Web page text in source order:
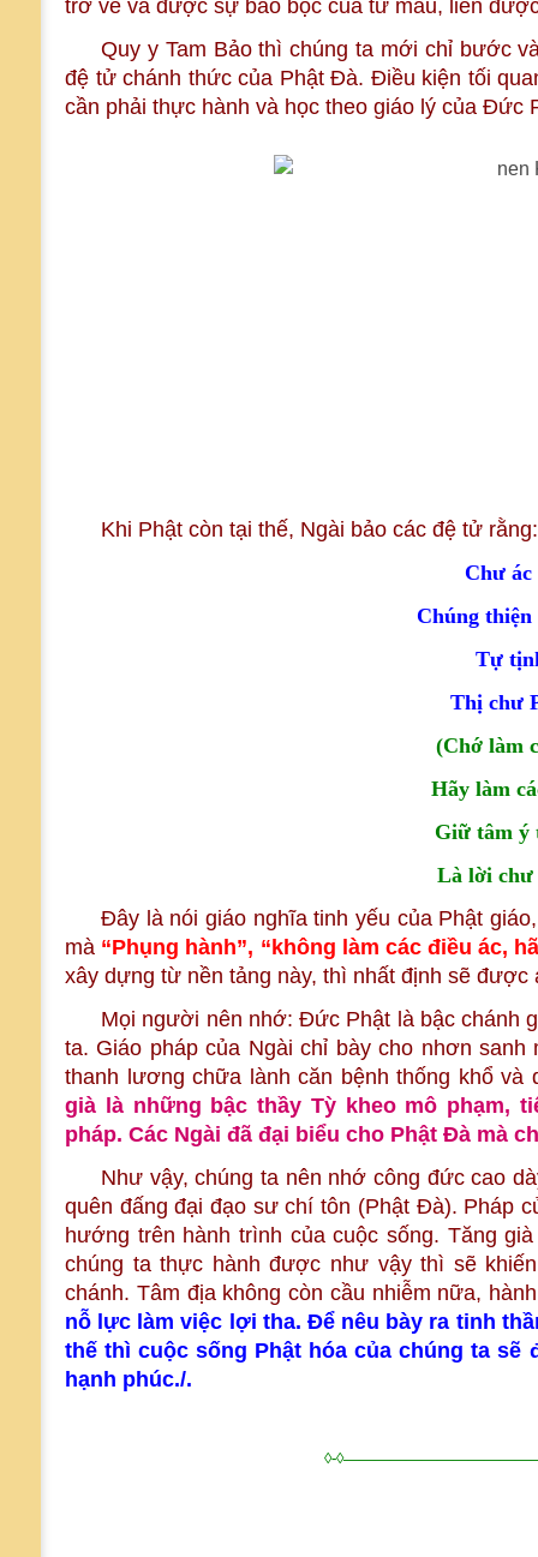
trở về và được sự bảo bọc của từ mẫu, liền
Quy y Tam Bảo thì chúng ta mới chỉ bước
đệ tử chánh thức của Phật Đà. Điều kiện tối
cần phải thực hành và học theo giáo lý của Đức
Khi Phật còn tại thế, Ngài bảo các đệ tử rằng:
Chưác
Chúng thiện
Tự
Thị chư
(Chớ làm
Hãy làm
Giữ tâm ý
Là lời chư
Đây là nói giáo nghĩa tinh yếu của Phật
mà “Phụng hành”, “không làm các điều ác,
xây dựng từ nền tảng này, thì nhất định sẽ được
Mọi người nên nhớ: Đức Phật là bậc chánh
ta. Giáo pháp của Ngài chỉ bày cho nhơn
thanh lương chữa lành căn bệnh thống khổ và
già là những bậc thầy Tỳ kheo mô phạm,
pháp. Các Ngài đã đại biểu cho Phật Đà mà
Như vậy, chúng ta nên nhớ công đức cao
quên đấng đại đạo sư chí tôn (Phật Đà). Pháp
hướng trên hành trình của cuộc sống. Tăng
chúng ta thực hành được như vậy thì sẽ
chánh. Tâm địa không còn cầu nhiễm nữa,
nỗ lực làm việc lợi tha. Để nêu bày ra tinh
thế thì cuộc sống Phật hóa của chúng ta
hạnh phúc./.
◊-